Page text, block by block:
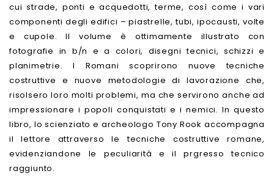
cui strade, ponti e acquedotti, terme, così come i vari
componenti degli edifici – piastrelle, tubi, ipocausti, volte
e cupole. Il volume è ottimamente illustrato con
fotografie in b/n e a colori, disegni tecnici, schizzi e
planimetrie. I Romani scoprirono nuove tecniche
costruttive e nuove metodologie di lavorazione che,
risolsero loro molti problemi, ma che servirono anche ad
impressionare i popoli conquistati e i nemici. In questo
libro, lo scienziato e archeologo Tony Rook accompagna
il lettore attraverso le tecniche costruttive romane,
evidenziandone le peculiarità e il prgresso tecnico
raggiunto.